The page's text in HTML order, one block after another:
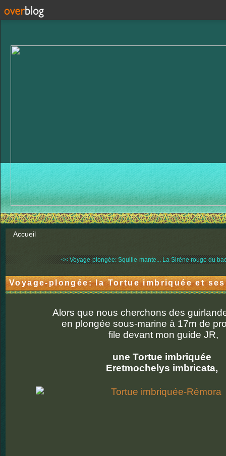
Accueil
<< Voyage-plongée: Squille-mante... La Sirène rouge du
Voyage-plongée: la Tortue imbriquée et
Alors que nous cherchons des
en plongée sous-marine à 17m de
file devant mon guide JR,
une Tortue imbriquée
Eretmochelys imbricata,